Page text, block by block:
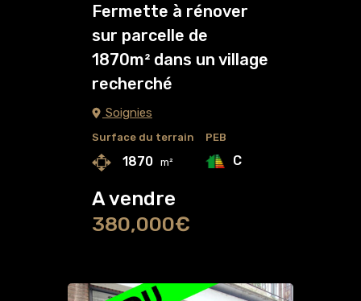
Fermette à rénover
sur parcelle de
1870m² dans un village
recherché
Soignies
Surface du terrain
1870 m²
PEB
C
A vendre
380,000€